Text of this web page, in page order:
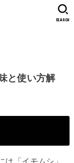
SEARCH
と使い方解
は「イモムシ」